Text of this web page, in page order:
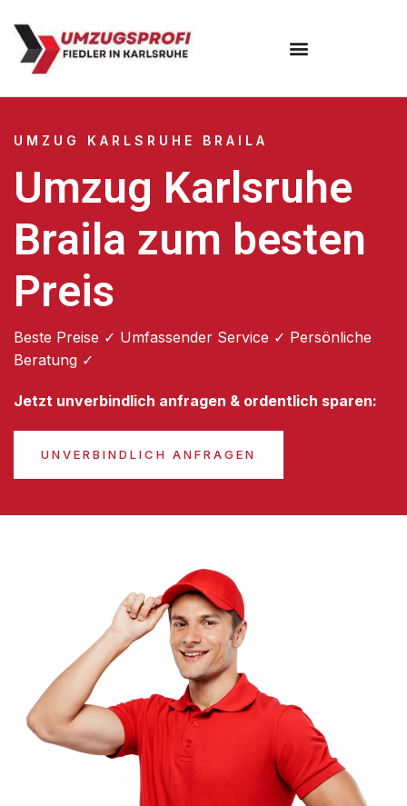
UMZUG KARLSRUHE BRAILA
Umzug Karlsruhe
Braila zum besten
Preis
Beste Preise ✓ Umfassender Service ✓ Persönliche
Beratung ✓
Jetzt unverbindlich anfragen & ordentlich sparen:
UNVERBINDLICH ANFRAGEN